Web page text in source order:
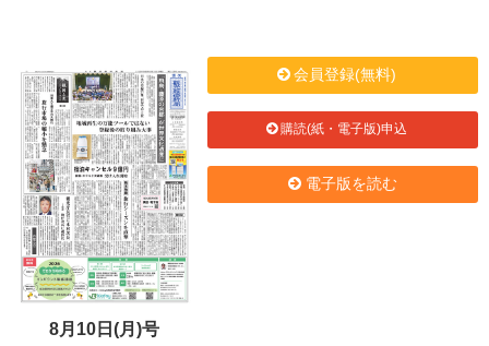
8月10日(月)号
会員登録(無料)
購読(紙・電子版)申込
電子版を読む